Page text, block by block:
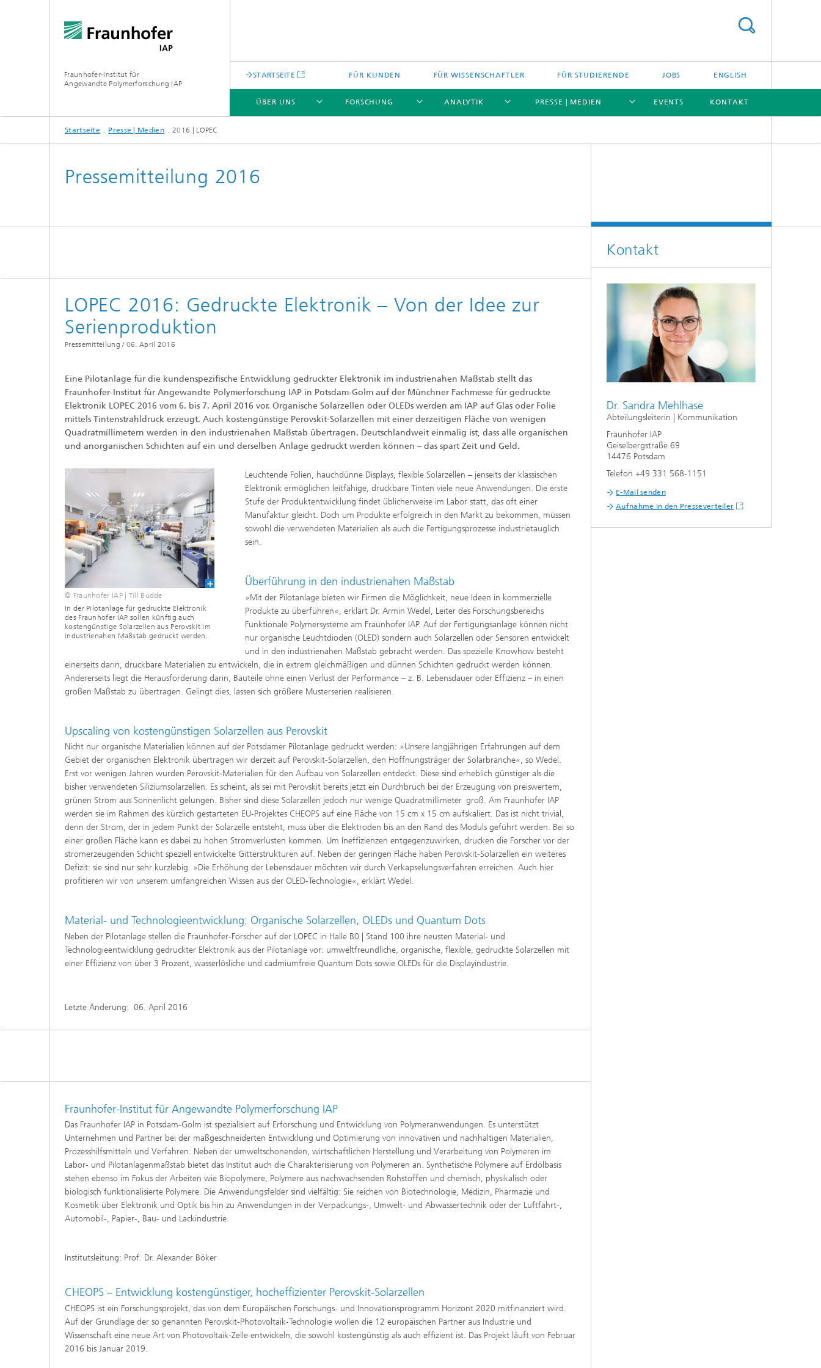
Fraunhofer-Institut für
Angewandte Polymerforschung IAP
STARTSEITE FÜR KUNDEN FÜR WISSENSCHAFTLER FÜR STUDIERENDE JOBS ENGLISH
ÜBER UNS
ÜBER UNS
FORSCHUNG
FORSCHUNG
ANALYTIK
ANALYTIK
PRESSE | MEDIEN
PRESSE | MEDIEN
EVENTS KONTAKT
Startseite Presse | Medien 2016 | LOPEC
Pressemitteilung 2016
LOPEC 2016: Gedruckte Elektronik – Von der Idee zur
Serienproduktion
Pressemitteilung / 06. April 2016
Eine Pilotanlage für die kundenspezifische Entwicklung gedruckter Elektronik im industrienahen Maßstab stellt das
Fraunhofer-Institut für Angewandte Polymerforschung IAP in Potsdam-Golm auf der Münchner Fachmesse für gedruckte
Elektronik LOPEC 2016 vom 6. bis 7. April 2016 vor. Organische Solarzellen oder OLEDs werden am IAP auf Glas oder Folie
mittels Tintenstrahldruck erzeugt. Auch kostengünstige Perovskit-Solarzellen mit einer derzeitigen Fläche von wenigen
Quadratmillimetern werden in den industrienahen Maßstab übertragen. Deutschlandweit einmalig ist, dass alle organischen
und anorganischen Schichten auf ein und derselben Anlage gedruckt werden können – das spart Zeit und Geld.
© Fraunhofer IAP | Till Budde
In der Pilotanlage für gedruckte Elektronik
des Fraunhofer IAP sollen künftig auch
kostengünstige Solarzellen aus Perovskit im
industrienahen Maßstab gedruckt werden.
Leuchtende Folien, hauchdünne Displays, flexible Solarzellen – jenseits der klassischen
Elektronik ermöglichen leitfähige, druckbare Tinten viele neue Anwendungen. Die erste
Stufe der Produktentwicklung findet üblicherweise im Labor statt, das oft einer
Manufaktur gleicht. Doch um Produkte erfolgreich in den Markt zu bekommen, müssen
sowohl die verwendeten Materialien als auch die Fertigungsprozesse industrietauglich
sein.
Überführung in den industrienahen Maßstab
»Mit der Pilotanlage bieten wir Firmen die Möglichkeit, neue Ideen in kommerzielle
Produkte zu überführen«, erklärt Dr. Armin Wedel, Leiter des Forschungsbereichs
Funktionale Polymersysteme am Fraunhofer IAP. Auf der Fertigungsanlage können nicht
nur organische Leuchtdioden (OLED) sondern auch Solarzellen oder Sensoren entwickelt
und in den industrienahen Maßstab gebracht werden. Das spezielle Knowhow besteht
einerseits darin, druckbare Materialien zu entwickeln, die in extrem gleichmäßigen und dünnen Schichten gedruckt werden können.
Andererseits liegt die Herausforderung darin, Bauteile ohne einen Verlust der Performance – z. B. Lebensdauer oder Effizienz – in einen
großen Maßstab zu übertragen. Gelingt dies, lassen sich größere Musterserien realisieren.
Upscaling von kostengünstigen Solarzellen aus Perovskit
Nicht nur organische Materialien können auf der Potsdamer Pilotanlage gedruckt werden: »Unsere langjährigen Erfahrungen auf dem
Gebiet der organischen Elektronik übertragen wir derzeit auf Perovskit-Solarzellen, den Hoffnungsträger der Solarbranche«, so Wedel.
Erst vor wenigen Jahren wurden Perovskit-Materialien für den Aufbau von Solarzellen entdeckt. Diese sind erheblich günstiger als die
bisher verwendeten Siliziumsolarzellen. Es scheint, als sei mit Perovskit bereits jetzt ein Durchbruch bei der Erzeugung von preiswertem,
grünen Strom aus Sonnenlicht gelungen. Bisher sind diese Solarzellen jedoch nur wenige Quadratmillimeter groß. Am Fraunhofer IAP
werden sie im Rahmen des kürzlich gestarteten EU-Projektes CHEOPS auf eine Fläche von 15 cm x 15 cm aufskaliert. Das ist nicht trivial,
denn der Strom, der in jedem Punkt der Solarzelle entsteht, muss über die Elektroden bis an den Rand des Moduls geführt werden. Bei so
einer großen Fläche kann es dabei zu hohen Stromverlusten kommen. Um Ineffizienzen entgegenzuwirken, drucken die Forscher vor der
stromerzeugenden Schicht speziell entwickelte Gitterstrukturen auf. Neben der geringen Fläche haben Perovskit-Solarzellen ein weiteres
Defizit: sie sind nur sehr kurzlebig. »Die Erhöhung der Lebensdauer möchten wir durch Verkapselungsverfahren erreichen. Auch hier
profitieren wir von unserem umfangreichen Wissen aus der OLED-Technologie«, erklärt Wedel.
Material- und Technologieentwicklung: Organische Solarzellen, OLEDs und Quantum Dots
Neben der Pilotanlage stellen die Fraunhofer-Forscher auf der LOPEC in Halle B0 | Stand 100 ihre neusten Material- und
Technologieentwicklung gedruckter Elektronik aus der Pilotanlage vor: umweltfreundliche, organische, flexible, gedruckte Solarzellen mit
einer Effizienz von über 3 Prozent, wasserlösliche und cadmiumfreie Quantum Dots sowie OLEDs für die Displayindustrie.
Letzte Änderung: 06. April 2016
Fraunhofer-Institut für Angewandte Polymerforschung IAP
Das Fraunhofer IAP in Potsdam-Golm ist spezialisiert auf Erforschung und Entwicklung von Polymeranwendungen. Es unterstützt
Unternehmen und Partner bei der maßgeschneiderten Entwicklung und Optimierung von innovativen und nachhaltigen Materialien,
Prozesshilfsmitteln und Verfahren. Neben der umweltschonenden, wirtschaftlichen Herstellung und Verarbeitung von Polymeren im
Labor- und Pilotanlagenmaßstab bietet das Institut auch die Charakterisierung von Polymeren an. Synthetische Polymere auf Erdölbasis
stehen ebenso im Fokus der Arbeiten wie Biopolymere, Polymere aus nachwachsenden Rohstoffen und chemisch, physikalisch oder
biologisch funktionalisierte Polymere. Die Anwendungsfelder sind vielfältig: Sie reichen von Biotechnologie, Medizin, Pharmazie und
Kosmetik über Elektronik und Optik bis hin zu Anwendungen in der Verpackungs-, Umwelt- und Abwassertechnik oder der Luftfahrt-,
Automobil-, Papier-, Bau- und Lackindustrie.
Institutsleitung: Prof. Dr. Alexander Böker
CHEOPS – Entwicklung kostengünstiger, hocheffizienter Perovskit-Solarzellen
CHEOPS ist ein Forschungsprojekt, das von dem Europäischen Forschungs- und Innovationsprogramm Horizont 2020 mitfinanziert wird.
Auf der Grundlage der so genannten Perovskit-Photovoltaik-Technologie wollen die 12 europäischen Partner aus Industrie und
Wissenschaft eine neue Art von Photovoltaik-Zelle entwickeln, die sowohl kostengünstig als auch effizient ist. Das Projekt läuft von Februar
2016 bis Januar 2019.
Kontakt
Dr. Sandra Mehlhase
Abteilungsleiterin | Kommunikation
Fraunhofer IAP
Geiselbergstraße 69
14476 Potsdam
Telefon +49 331 568-1151
E-Mail senden
Aufnahme in den Presseverteiler